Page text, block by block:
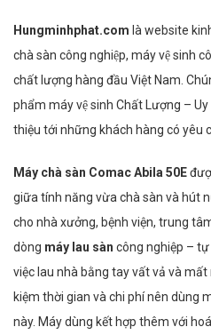
Hungminhphat.com là website
chà sàn công nghiệp, máy vệ sinh
chất lượng hàng đầu Việt Nam.
phẩm máy vệ sinh Chất Lượng –
thiệu tới những khách hàng có yêu
Máy chà sàn Comac Abila 50E
giữa tính năng vừa chà sàn và hút
cho nhà xưởng, bệnh viện, trung
dòng máy lau sàn công nghiệp –
việc lau nhà bằng tay vất vả và
kiệm thời gian và chi phí nên dùng
này. Máy dùng kết hợp thêm với